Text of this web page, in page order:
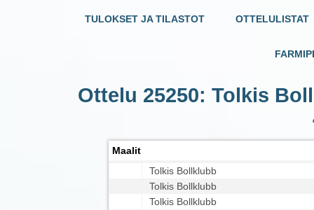
TULOKSET JA TILASTOT OTTELULISTAT
Ottelu 25250: Tolkis
Maalit
Tolkis Bollklubb
Tolkis Bollklubb
Tolkis Bollklubb